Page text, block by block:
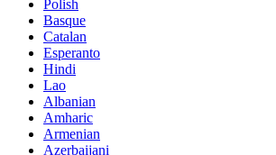
Polish
Basque
Catalan
Esperanto
Hindi
Lao
Albanian
Amharic
Armenian
Azerbaijani